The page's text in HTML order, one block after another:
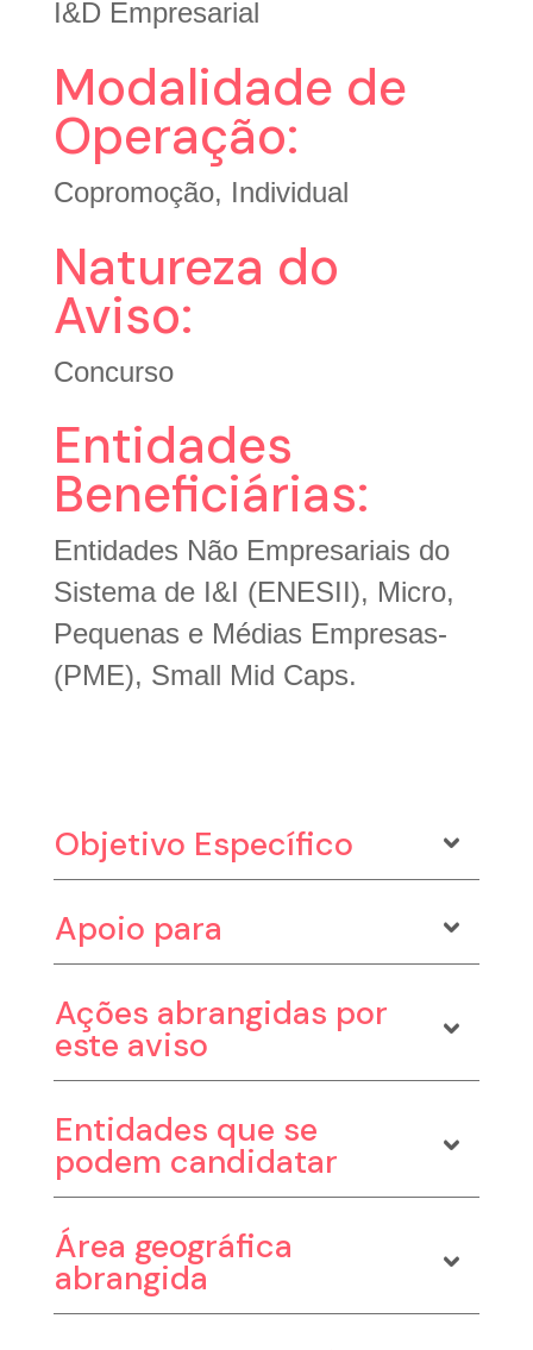
I&D Empresarial
Modalidade de
Operação:
Copromoção, Individual
Natureza do
Aviso:
Concurso
Entidades
Beneficiárias:
Entidades Não Empresariais do
Sistema de I&I (ENESII), Micro,
Pequenas e Médias Empresas-
(PME), Small Mid Caps.
Objetivo Específico
Apoio para
Ações abrangidas por
este aviso
Entidades que se
podem candidatar
Área geográfica
abrangida